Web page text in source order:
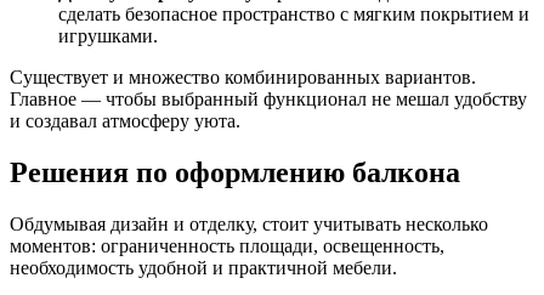
сделать безопасное пространство с мягким покрытием и
игрушками.
Существует и множество комбинированных вариантов.
Главное — чтобы выбранный функционал не мешал удобству
и создавал атмосферу уюта.
Решения по оформлению балкона
Обдумывая дизайн и отделку, стоит учитывать несколько
моментов: ограниченность площади, освещенность,
необходимость удобной и практичной мебели.